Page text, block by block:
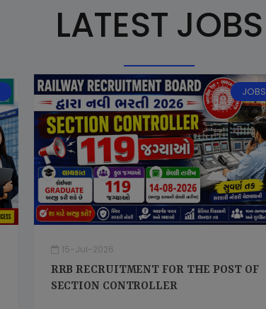
LATEST JOBS
JOBS
15-Jul-2026
RRB RECRUITMENT FOR THE POST OF
SECTION CONTROLLER